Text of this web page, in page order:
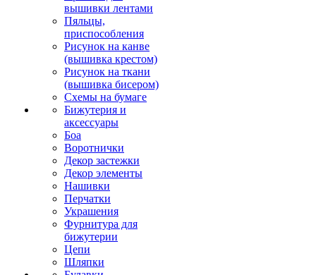
вышивки лентами
Пяльцы,
приспособления
Рисунок на канве
(вышивка крестом)
Рисунок на ткани
(вышивка бисером)
Схемы на бумаге
Бижутерия и
аксессуары
Боа
Воротнички
Декор застежки
Декор элементы
Нашивки
Перчатки
Украшения
Фурнитура для
бижутерии
Цепи
Шляпки